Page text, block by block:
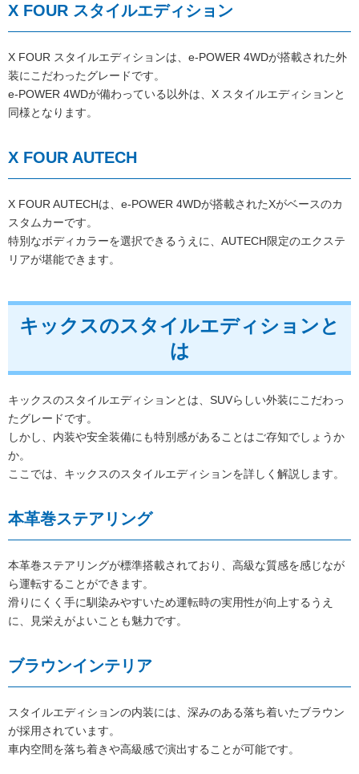
X FOUR スタイルエディション
X FOUR スタイルエディションは、e-POWER 4WDが搭載された外
装にこだわったグレードです。
e-POWER 4WDが備わっている以外は、X スタイルエディションと
同様となります。
X FOUR AUTECH
X FOUR AUTECHは、e-POWER 4WDが搭載されたXがベースのカ
スタムカーです。
特別なボディカラーを選択できるうえに、AUTECH限定のエクステ
リアが堪能できます。
キックスのスタイルエディションと
は
キックスのスタイルエディションとは、SUVらしい外装にこだわっ
たグレードです。
しかし、内装や安全装備にも特別感があることはご存知でしょうか
か。
ここでは、キックスのスタイルエディションを詳しく解説します。
本革巻ステアリング
本革巻ステアリングが標準搭載されており、高級な質感を感じなが
ら運転することができます。
滑りにくく手に馴染みやすいため運転時の実用性が向上するうえ
に、見栄えがよいことも魅力です。
ブラウンインテリア
スタイルエディションの内装には、深みのある落ち着いたブラウン
が採用されています。
車内空間を落ち着きや高級感で演出することが可能です。